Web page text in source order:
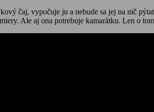
čaj, vypočuje ju a nebude sa jej na nič
Ale aj ona potrebuje kamarátku. Len o